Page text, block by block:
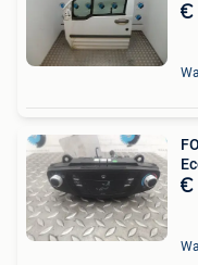
€
€